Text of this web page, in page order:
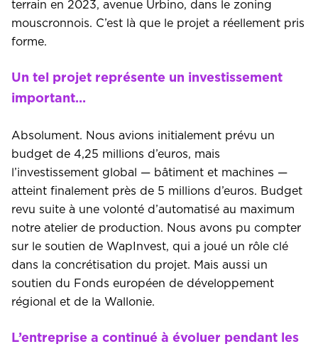
terrain en 2023, avenue Urbino, dans le zoning
mouscronnois. C’est là que le projet a réellement pris
forme.
Un tel projet représente un investissement
important…
Absolument. Nous avions initialement prévu un
budget de 4,25 millions d’euros, mais
l’investissement global — bâtiment et machines —
atteint finalement près de 5 millions d’euros. Budget
revu suite à une volonté d’automatisé au maximum
notre atelier de production. Nous avons pu compter
sur le soutien de WapInvest, qui a joué un rôle clé
dans la concrétisation du projet. Mais aussi un
soutien du Fonds européen de développement
régional et de la Wallonie.
L’entreprise a continué à évoluer pendant les